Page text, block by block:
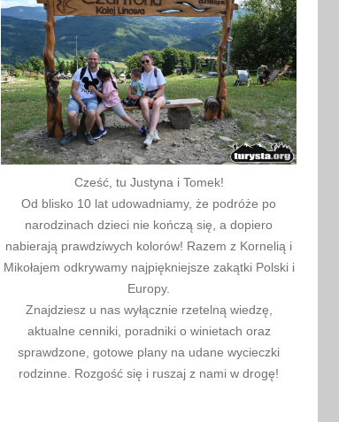
Cześć, tu Justyna i Tomek!
Od blisko 10 lat udowadniamy, że podróże po
narodzinach dzieci nie kończą się, a dopiero
nabierają prawdziwych kolorów! Razem z Kornelią i
Mikołajem odkrywamy najpiękniejsze zakątki Polski i
Europy.
Znajdziesz u nas wyłącznie rzetelną wiedzę,
aktualne cenniki, poradniki o winietach oraz
sprawdzone, gotowe plany na udane wycieczki
rodzinne. Rozgość się i ruszaj z nami w drogę!